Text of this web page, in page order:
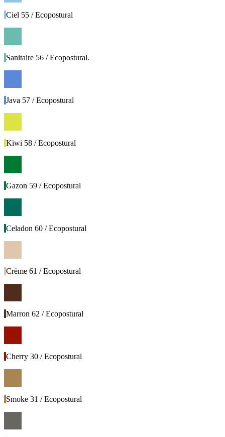
Ciel 55 / Ecopostural
Sanitaire 56 / Ecopostural.
Java 57 / Ecopostural
Kiwi 58 / Ecopostural
Gazon 59 / Ecopostural
Celadon 60 / Ecopostural
Crème 61 / Ecopostural
Marron 62 / Ecopostural
Cherry 30 / Ecopostural
Smoke 31 / Ecopostural